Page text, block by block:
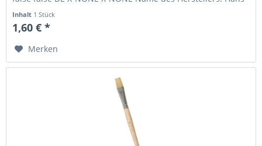
Inhalt 1 Stück
1,60 € *
Merken